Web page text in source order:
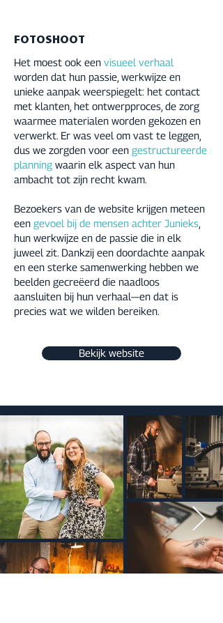
FOTOSHOOT
Het moest ook een visueel verhaal
worden dat hun passie, werkwijze en
unieke aanpak weerspiegelt: het contact
met klanten, het ontwerpproces, de zorg
waarmee materialen worden gekozen en
verwerkt. Er was veel om vast te leggen,
dus we zorgden voor een gestructureerde
planning waarin elk aspect van hun
ambacht tot zijn recht kwam.
Bezoekers van de website krijgen meteen
een gevoel bij de mensen achter Junieks
hun werkwijze en de passie die in elk
juweel zit. Dankzij een doordachte aanpak
en een sterke samenwerking hebben we
beelden gecreëerd die naadloos
aansluiten bij hun verhaal—en dat is
precies wat we wilden bereiken.
Bekijk website